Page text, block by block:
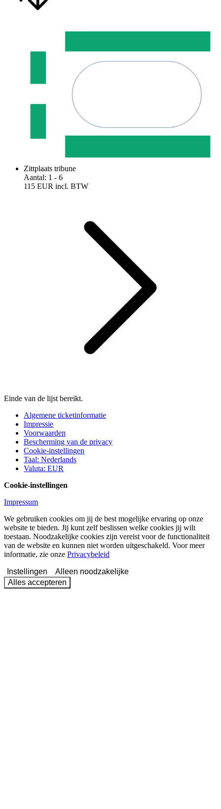
Zittplaats tribune
Aantal: 1 - 6
115 EUR incl. BTW
Einde van de lijst bereikt.
Algemene ticketinformatie
Impressie
Voorwaarden
Bescherming van de privacy
Cookie-instellingen
Taal: Nederlands
Valuta: EUR
Cookie-instellingen
Impressum
We gebruiken cookies om jij de best mogelijke ervaring op onze
website te bieden. Jij kunt zelf beslissen welke cookies jij wilt
toestaan. Noodzakelijke cookies zijn vereist voor de functionaliteit
van de website en kunnen niet worden uitgeschakeld. Voor meer
informatie, zie onze Privacybeleid
Instellingen
Alleen noodzakelijke
Alles accepteren